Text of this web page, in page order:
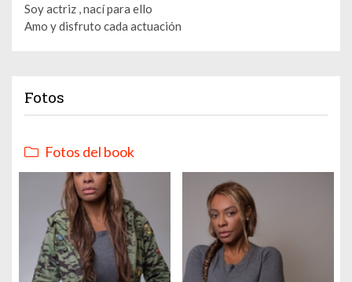
Soy actriz , nací para ello
Amo y disfruto cada actuación
Fotos
Fotos del book